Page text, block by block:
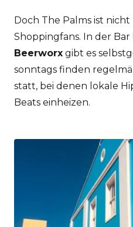
Doch The Palms ist
Shoppingfans. In der Bar
Beerworx gibt es
sonntags finden
statt, bei denen lokale
Beats einheizen.